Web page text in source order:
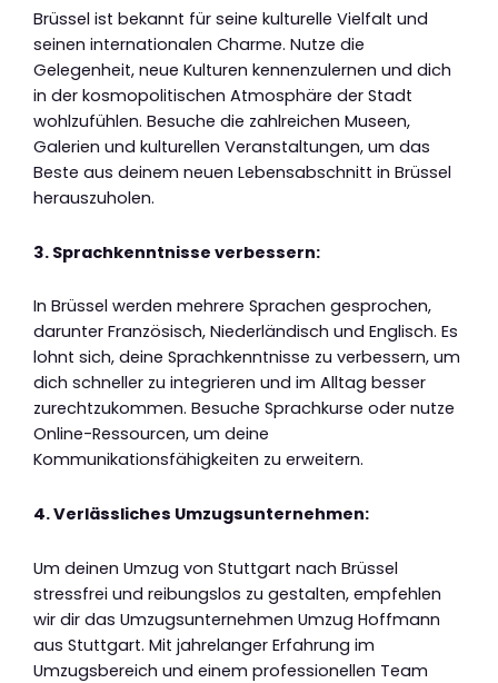
Brüssel ist bekannt für seine kulturelle Vielfalt und
seinen internationalen Charme. Nutze die
Gelegenheit, neue Kulturen kennenzulernen und dich
in der kosmopolitischen Atmosphäre der Stadt
wohlzufühlen. Besuche die zahlreichen Museen,
Galerien und kulturellen Veranstaltungen, um das
Beste aus deinem neuen Lebensabschnitt in Brüssel
herauszuholen.
3. Sprachkenntnisse verbessern:
In Brüssel werden mehrere Sprachen gesprochen,
darunter Französisch, Niederländisch und Englisch. Es
lohnt sich, deine Sprachkenntnisse zu verbessern, um
dich schneller zu integrieren und im Alltag besser
zurechtzukommen. Besuche Sprachkurse oder nutze
Online-Ressourcen, um deine
Kommunikationsfähigkeiten zu erweitern.
4. Verlässliches Umzugsunternehmen:
Um deinen Umzug von Stuttgart nach Brüssel
stressfrei und reibungslos zu gestalten, empfehlen
wir dir das Umzugsunternehmen Umzug Hoffmann
aus Stuttgart. Mit jahrelanger Erfahrung im
Umzugsbereich und einem professionellen Team